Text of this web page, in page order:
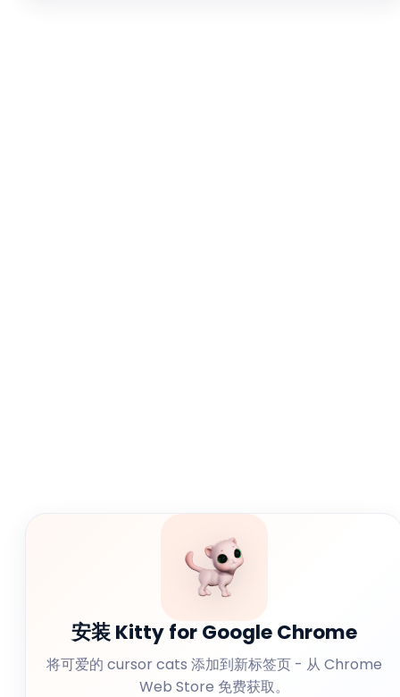
安装 Kitty for Google Chrome
将可爱的 cursor cats 添加到新标签页 - 从 Chrome
Web Store 免费获取。